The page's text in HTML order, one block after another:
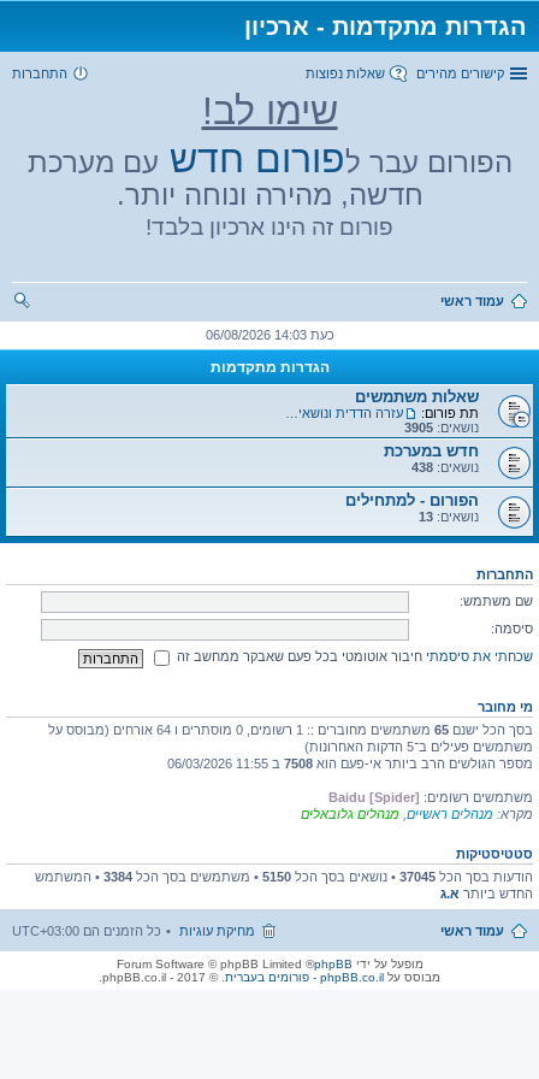
הגדרות מתקדמות - ארכיון
קישורים מהירים שאלות נפוצות התחברות
שימו לב!
הפורום עבר לפורום חדש עם מערכת
חדשה, מהירה ונוחה יותר.
פורום זה הינו ארכיון בלבד!
עמוד ראשי
כעת 14:03 06/08/2026
הגדרות מתקדמות
שאלות משתמשים
תת פורום:
נושאים: 3905
חדש במערכת
נושאים: 438
הפורום - למתחילים
נושאים: 13
התחברות
שם משתמש:
סיסמה:
שכחתי את סיסמתי חיבור אוטומטי בכל פעם שאבקר ממחשב זה
מי מחובר
בסך הכל ישנם 65
משתמשים מחוברים :: 1 רשומים, 0 מוסתרים ו 64 אורחים (מבוסס על
משתמשים פעילים ב־5 הדקות האחרונות)
מספר הגולשים הרב ביותר אי-פעם הוא 7508 ב 11:55 06/03/2026
משתמשים רשומים: Baidu [Spider]
מקרא: מנהלים ראשיים מנהלים גלובאלים
סטטיסטיקות
הודעות בסך הכל 37045 • נושאים בסך הכל 5150 • משתמשים בסך הכל 3384 • המשתמש
החדש ביותר א.ג
עמוד ראשי כל הזמנים הם UTC+03:00 מחיקת עוגיות
מופעל על ידי phpBB
® Forum Software © phpBB Limited
מבוסס על phpBB.co.il - פורומים בעברית . © 2017 - phpBB.co.il.